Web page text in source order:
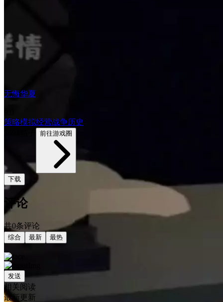
无悔华夏
策略模拟经营战争历史
前往游戏圈
下载
评论
共0条评论
综合 最新 最热
发送
相关阅读
最新更新